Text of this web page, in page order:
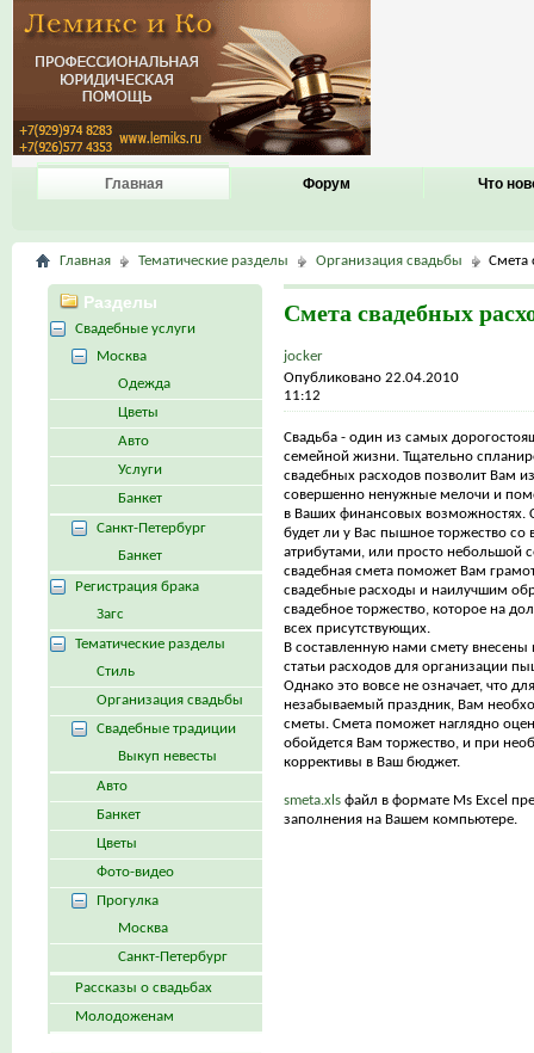
Главная Форум Что
Главная Тематические разделы Организация свадьбы Смета
Смета свадебных
jocker
Опубликовано 22.04.2010
11:12
Свадьба - один из самых
семейной жизни. Тщательно
свадебных расходов позволит Вам
совершенно ненужные мелочи и
в Ваших финансовых возможностях.
будет ли у Вас пышное торжество
атрибутами, или просто небольшой
свадебная смета поможет Вам
свадебные расходы и наилучшим
свадебное торжество, которое на
всех присутствующих.
В составленную нами смету
статьи расходов для организации
Однако это вовсе не означает, что
незабываемый праздник, Вам
сметы. Смета поможет наглядно
обойдется Вам торжество, и при
коррективы в Ваш бюджет.
smeta.xlsфайл в формате Ms Excel
заполнения на Вашем компьютере.
Разделы
Свадебные услуги
Москва
Одежда
Цветы
Авто
Услуги
Банкет
Санкт-Петербург
Банкет
Регистрация брака
Загс
Тематические разделы
Стиль
Организация свадьбы
Свадебные традиции
Выкуп невесты
Авто
Банкет
Цветы
Фото-видео
Прогулка
Москва
Санкт-Петербург
Рассказы о свадьбах
Молодоженам